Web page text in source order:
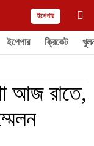
ইপেপার
ইপেপার ক্রিকেট
আজ রাতে,